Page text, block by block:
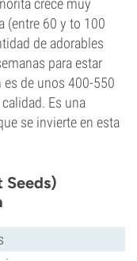
crece muy
(entre 60 y to 100
de adorables
para estar
de unos 400-550
Es una
se invierte en esta
Seeds)